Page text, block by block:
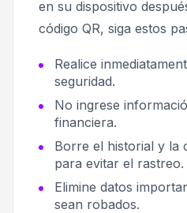
en su dispositivo
código QR, siga estos
Realice
seguridad.
No ingrese
financiera.
Borre el historial y la
para evitar el rastreo.
Elimine datos
sean robados.